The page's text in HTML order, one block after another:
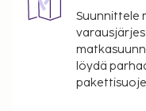
Suunnittele
löydä